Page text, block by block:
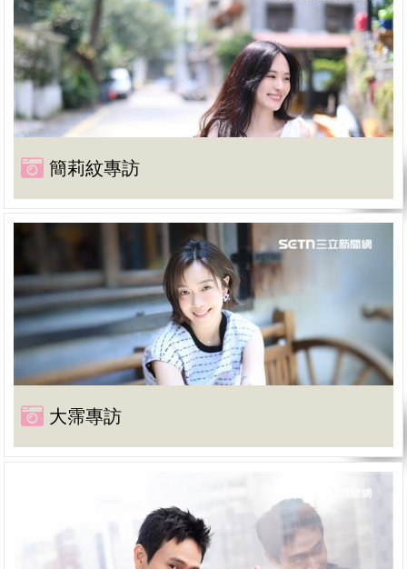
簡莉紋專訪
大霈專訪